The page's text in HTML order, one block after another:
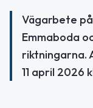
Vägarbete
Emmaboda
riktningarna.
11 april 2026